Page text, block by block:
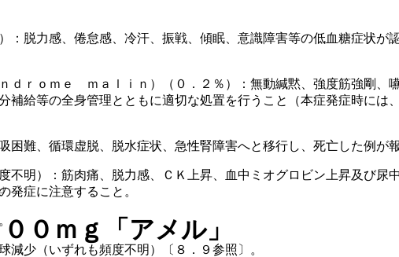
脱力感、倦怠感、冷汗、振戦、傾眠、意識障害等の低血糖症状が
ｄｒｏｍｅ ｍａｌｉｎ）（０．２％）：無動緘黙、強度筋強剛、
補給等の全身管理とともに適切な処置を行うこと（本症発症時に
困難、循環虚脱、脱水症状、急性腎障害へと移行し、死亡した例が
明）：筋肉痛、脱力感、ＣＫ上昇、血中ミオグロビン上昇及び尿
発症に注意すること。
少（いずれも頻度不明）〔８．９参照〕。
０ｍｇ「アメル」